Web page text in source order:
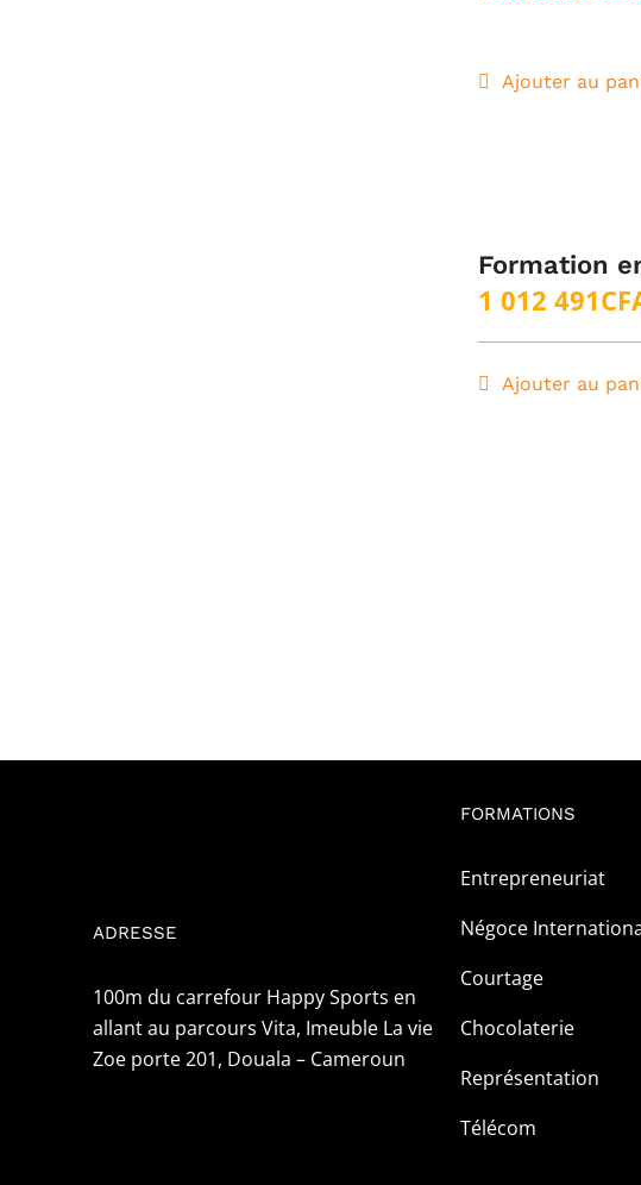
Ajouter au
Formation
1 012 491
Ajouter au
ADRESSE
100m du carrefour Happy Sports en
allant au parcours Vita, Imeuble La vie
Zoe porte 201, Douala – Cameroun
FORMATIONS
Entrepreneuriat
Négoce
Courtage
Chocolaterie
Représentation
Télécom